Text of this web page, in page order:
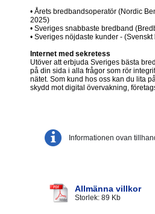
• Årets bredbandsoperatör (Nordic
2025)
• Sveriges snabbaste bredband
• Sveriges nöjdaste kunder -
Internet med sekretess
Utöver att erbjuda Sveriges bästa
på din sida i alla frågor som rör
nätet. Som kund hos oss kan du lita
skydd mot digital övervakning,
Informationen ovan
Allmänna villkor
Storlek: 89 Kb